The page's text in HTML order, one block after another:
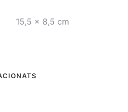
15,5 × 8,5 cm